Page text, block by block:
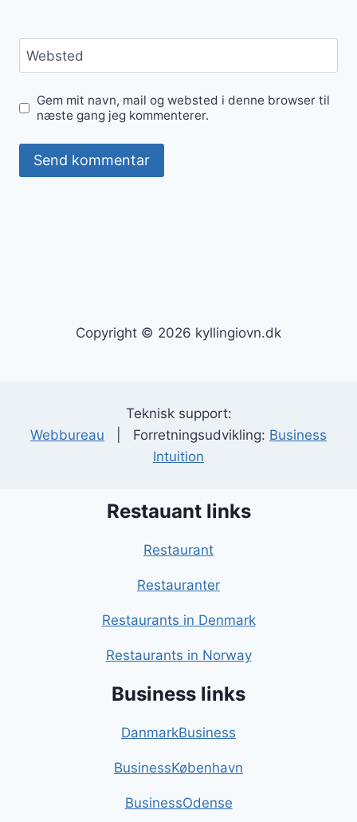
Websted
Gem mit navn, mail og websted i denne browser til
næste gang jeg kommenterer.
Copyright © 2026 kyllingiovn.dk
Teknisk support:
Webbureau | Forretningsudvikling: Business
Intuition
Restauant links
Restaurant
Restauranter
Restaurants in Denmark
Restaurants in Norway
Business links
DanmarkBusiness
BusinessKøbenhavn
BusinessOdense